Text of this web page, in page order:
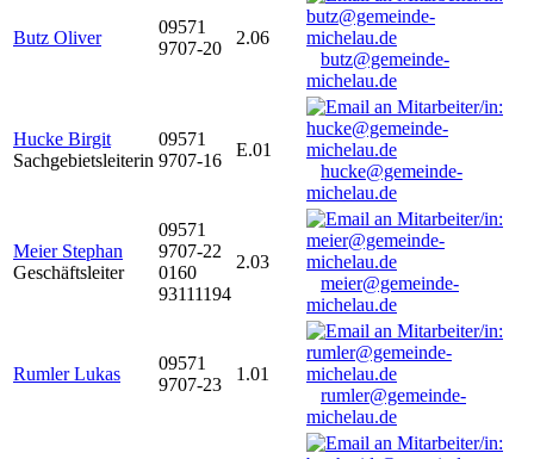
Butz Oliver
09571
9707-20
2.06
butz@gemeinde-
michelau.de
Hucke Birgit
Sachgebietsleiterin
09571
9707-16
E.01
hucke@gemeinde-
michelau.de
Meier Stephan
Geschäftsleiter
09571
9707-22
0160
93111194
2.03
meier@gemeinde-
michelau.de
Rumler Lukas
09571
9707-23
1.01
rumler@gemeinde-
michelau.de